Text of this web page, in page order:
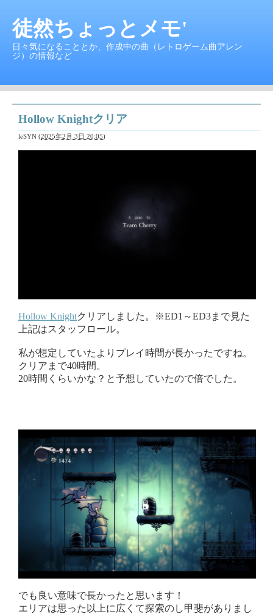
徒然ちょっとメモ'
日々気になることとか、作成中の曲（レトロゲーム曲アレン
ジ）の情報など
Hollow Knightクリア
leSYN (2025年2月 3日 20:05)
Hollow Knightクリアしました。※ED1～ED3まで見た
上記はスタッフロール。
私が想定していたよりプレイ時間が長かったですね。
クリアまで40時間。
20時間くらいかな？と予想していたので倍でした。
でも良い意味で長かったと思います！
エリアは思った以上に広くて探索のし甲斐がありまし